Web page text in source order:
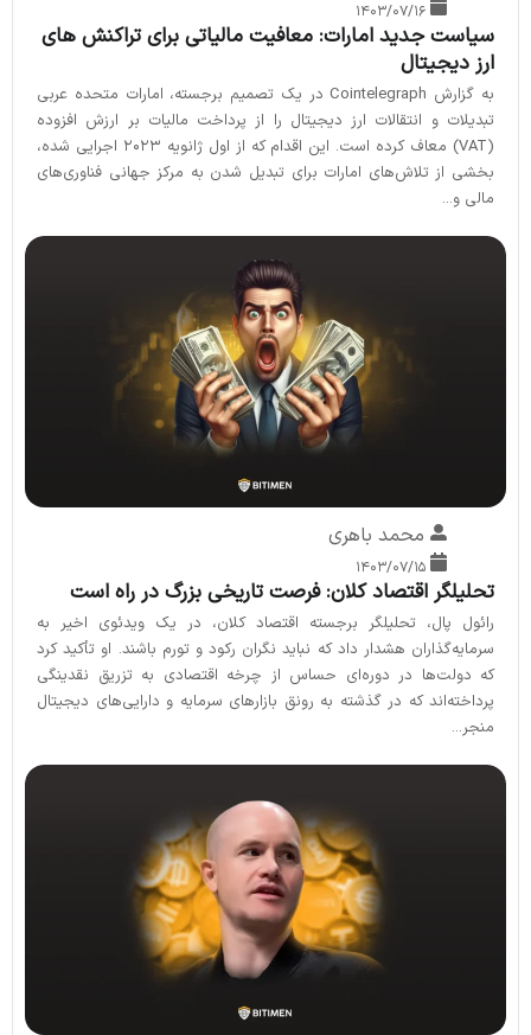
۱۴۰۳/۰۷/۱۶
سیاست جدید امارات: معافیت مالیاتی برای تراکنش های
ارز دیجیتال
به گزارش Cointelegraph در یک تصمیم برجسته، امارات متحده عربی
تبدیلات و انتقالات ارز دیجیتال را از پرداخت مالیات بر ارزش افزوده
(VAT) معاف کرده است. این اقدام که از اول ژانویه 2023 اجرایی شده،
بخشی از تلاش‌های امارات برای تبدیل شدن به مرکز جهانی فناوری‌های
مالی و...
محمد باهری
۱۴۰۳/۰۷/۱۵
تحلیلگر اقتصاد کلان: فرصت تاریخی بزرگ در راه است
رائول پال، تحلیلگر برجسته اقتصاد کلان، در یک ویدئوی اخیر به
سرمایه‌گذاران هشدار داد که نباید نگران رکود و تورم باشند. او تأکید کرد
که دولت‌ها در دوره‌ای حساس از چرخه اقتصادی به تزریق نقدینگی
پرداخته‌اند که در گذشته به رونق بازارهای سرمایه و دارایی‌های دیجیتال
منجر...